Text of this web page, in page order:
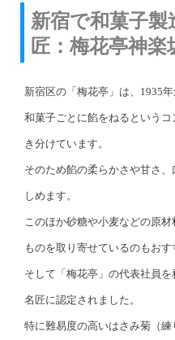
新宿で和菓子
匠：梅花亭神楽
新宿区の「梅花亭」は、1935
和菓子ごとに餡をねるという
き分けています。
そのため餡の柔らかさや甘さ
しめます。
このほか砂糖や小麦などの原
ものを取り寄せているのもおす
そして「梅花亭」の代表社員
名匠に認定されました。
特に難易度の高いはさみ菊（